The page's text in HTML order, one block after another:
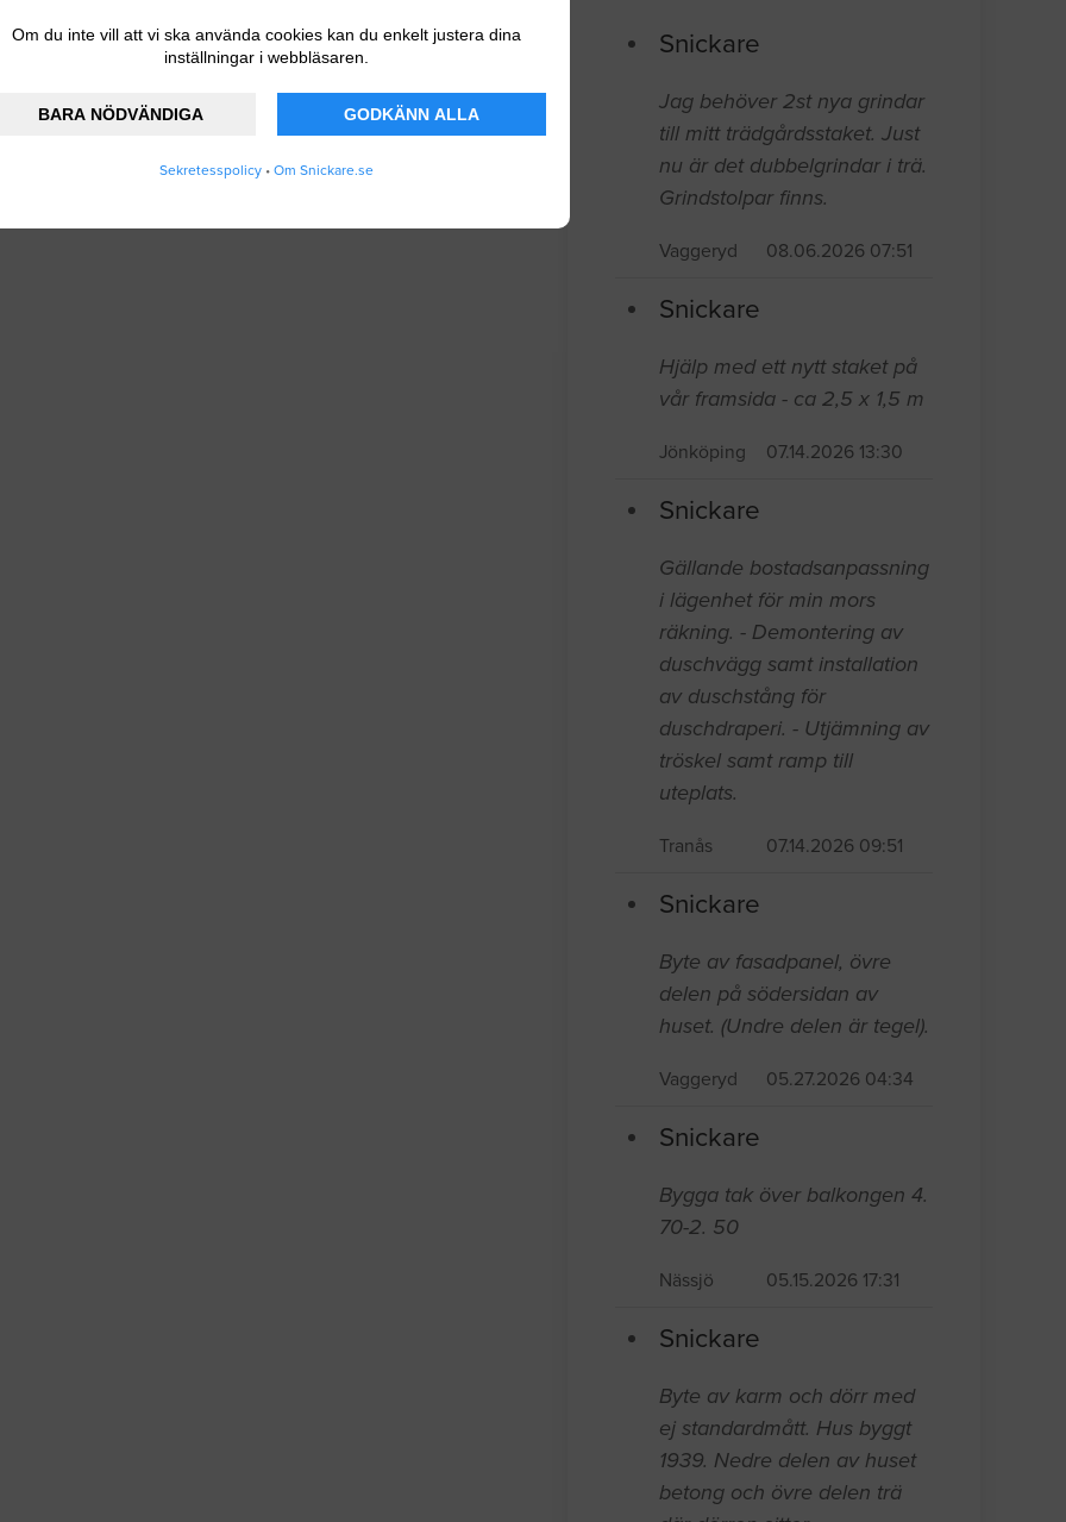
Om du inte vill att vi ska använda cookies kan du enkelt justera dina
inställningar i webbläsaren.
BARA NÖDVÄNDIGA GODKÄNN ALLA
Sekretesspolicy • Om Snickare.se
Snickare
Jag behöver 2st nya grindar
till mitt trädgårdsstaket. Just
nu är det dubbelgrindar i trä.
Grindstolpar finns.
Vaggeryd 08.06.2026 07:51
Snickare
Hjälp med ett nytt staket på
vår framsida - ca 2,5 x 1,5 m
Jönköping 07.14.2026 13:30
Snickare
Gällande bostadsanpassning
i lägenhet för min mors
räkning. - Demontering av
duschvägg samt installation
av duschstång för
duschdraperi. - Utjämning av
tröskel samt ramp till
uteplats.
Tranås 07.14.2026 09:51
Snickare
Byte av fasadpanel, övre
delen på södersidan av
huset. (Undre delen är tegel).
Vaggeryd 05.27.2026 04:34
Snickare
Bygga tak över balkongen 4.
70-2. 50
Nässjö 05.15.2026 17:31
Snickare
Byte av karm och dörr med
ej standardmått. Hus byggt
1939. Nedre delen av huset
betong och övre delen trä